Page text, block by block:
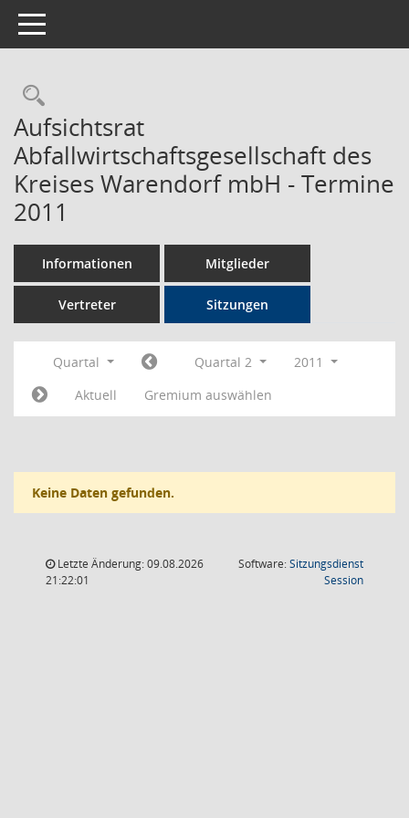
Toggle navigation
Rechercheauswahl
Aufsichtsrat
Abfallwirtschaftsgesellschaft des
Kreises Warendorf mbH - Termine
2011
Informationen Mitglieder
Vertreter Sitzungen
Quartal Quartal 2
2011
Aktuell
Gremium auswählen
Keine Daten gefunden.
Letzte Änderung: 09.08.2026
21:22:01
Software:Sitzungsdienst
Session(Wird in